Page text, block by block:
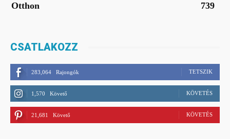
Otthon
739
CSATLAKOZZ
283,064 Rajongók TETSZIK
1,570 Követő KÖVETÉS
21,681 Követő KÖVETÉS